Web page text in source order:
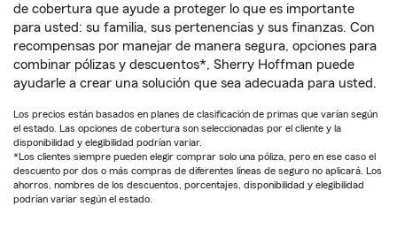
de cobertura que ayude a proteger lo que es importante
para usted: su familia, sus pertenencias y sus finanzas. Con
recompensas por manejar de manera segura, opciones para
combinar pólizas y descuentos*, Sherry Hoffman puede
ayudarle a crear una solución que sea adecuada para usted.
Los precios están basados en planes de clasificación de primas que varían según
el estado. Las opciones de cobertura son seleccionadas por el cliente y la
disponibilidad y elegibilidad podrían variar.
*Los clientes siempre pueden elegir comprar solo una póliza, pero en ese caso el
descuento por dos o más compras de diferentes líneas de seguro no aplicará. Los
ahorros, nombres de los descuentos, porcentajes, disponibilidad y elegibilidad
podrían variar según el estado.